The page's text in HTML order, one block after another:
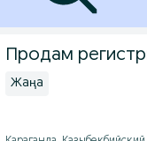
Продам
Жаңа